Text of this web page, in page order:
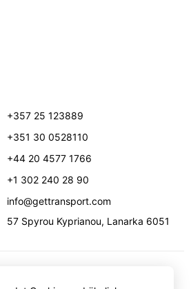
+357 25 123889
+351 30 0528110
+44 20 4577 1766
+1 302 240 28 90
info@gettransport.com
57 Spyrou Kyprianou, Lanarka 6051